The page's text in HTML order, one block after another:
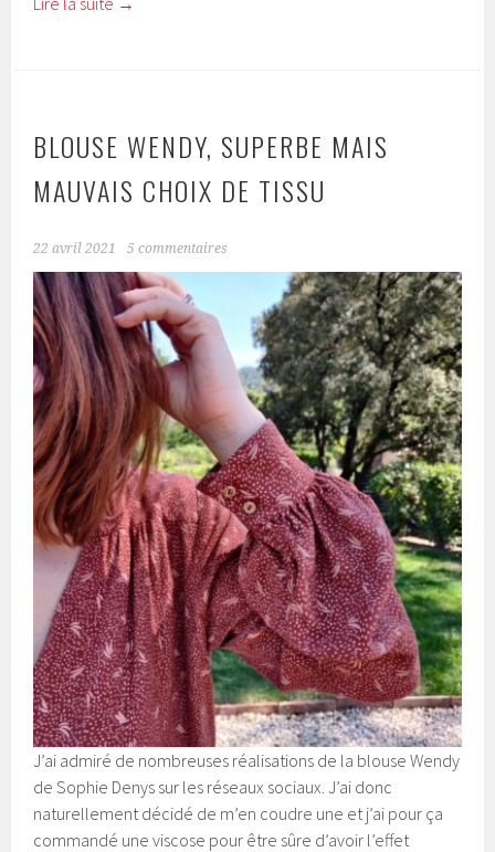
BLOUSE WENDY, SUPERBE MAIS
MAUVAIS CHOIX DE TISSU
22 avril 2021 5 commentaires
J’ai admiré de nombreuses réalisations de la blouse Wendy
de Sophie Denys sur les réseaux sociaux. J’ai donc
naturellement décidé de m’en coudre une et j’ai pour ça
commandé une viscose pour être sûre d’avoir l’effet